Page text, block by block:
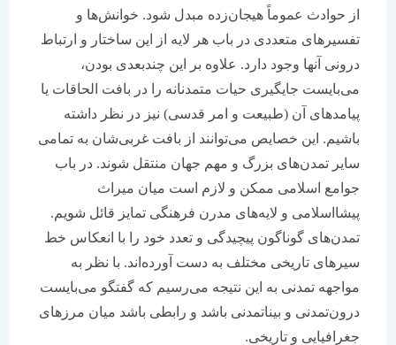
از حوادث عموماً هیجان‌زده مبدل شود. خوانش‌ها و
تفسیرهای متعددی در باب هر لایه از این ساختار و ارتباط
درونی آنها وجود دارد. علاوه بر این چندبعدی بودن،
می‌بایست جایگیری حیات متمدنانه را در بافت الحاقات یا
پیامدهای آن (طبیعت و امر قدسی) نیز در نظر داشته
باشیم. این خصایص می‌توانند از بافت غربی‌شان به تمامی
سایر تمدن‌های بزرگ و مهم جهان منتقل شوند. در باب
جوامع اسلامی ممکن و لازم است میان میراث
پیشااسلامی و لایه‌های مدرن فرهنگی تمایز قائل شویم.
تمدن‌های گوناگون پیچیدگی و تعدد خود را با انعکاس خط
سیرهای تاریخی مختلف به دست آورده‌اند. با نظر به
مواجهه تمدنی به این نتیجه می‌رسیم که گفتگو می‌بایست
درون‌تمدنی و بیناتمدنی باشد و رابطی باشد میان مرزهای
جغرافیایی و تاریخی.